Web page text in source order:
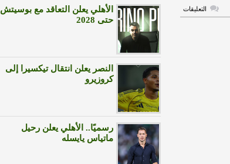
التعليقاتعلى
المغربي
الأهلي يعلن التعاقد مع بوسيتش
حتى 2028
النصر يعلن انتقال تيكسيرا إلى
كروزيرو
رسميًا.. الأهلي يعلن رحيل
ماتياس يايسله